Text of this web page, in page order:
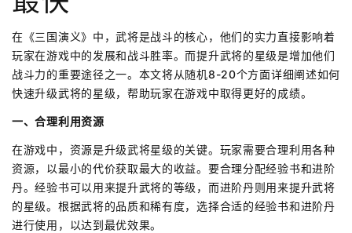
在《三国演义》中，武将是战斗的核心，他们的实力直接影响着
玩家在游戏中的发展和战斗胜率。而提升武将的星级是增加他们
战斗力的重要途径之一。本文将从随机8-20个方面详细阐述如何
快速升级武将的星级，帮助玩家在游戏中取得更好的成绩。
一、合理利用资源
在游戏中，资源是升级武将星级的关键。玩家需要合理利用各种
资源，以最小的代价获取最大的收益。要合理分配经验书和进阶
丹。经验书可以用来提升武将的等级，而进阶丹则用来提升武将
的星级。根据武将的品质和稀有度，选择合适的经验书和进阶丹
进行使用，以达到最优效果。